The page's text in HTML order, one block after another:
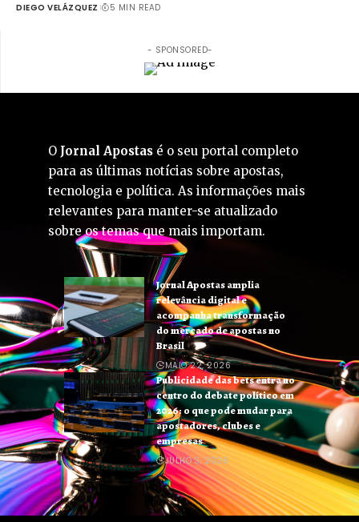
DIEGO VELÁZQUEZ 5 MIN READ
- SPONSORED-
O Jornal Apostas é o seu portal completo
para as últimas notícias sobre apostas,
tecnologia e política. As informações mais
relevantes para manter-se atualizado
sobre os temas que mais importam.
Jornal Apostas amplia
relevância digital e
acompanha transformação
do mercado de apostas no
Brasil
MAIO 22, 2026
Publicidade das bets entra no
centro do debate político em
2026: o que pode mudar para
apostadores, clubes e
empresas
JULHO 3, 2026